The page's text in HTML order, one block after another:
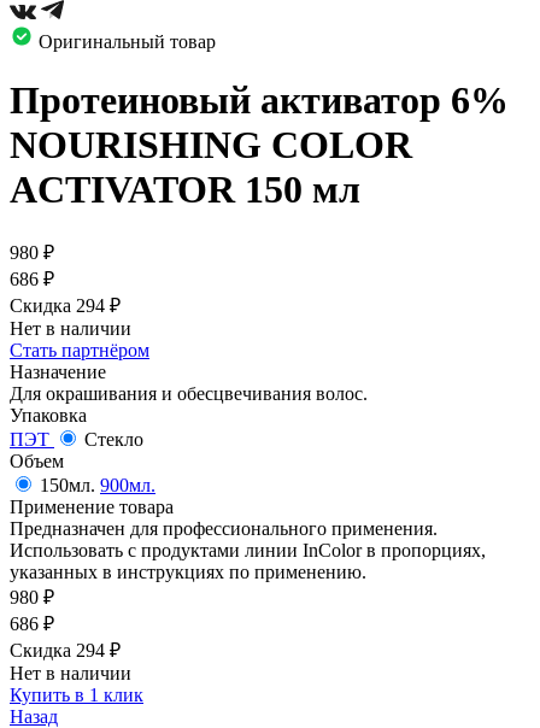
Оригинальный товар
Протеиновый активатор 6%
NOURISHING COLOR
ACTIVATOR 150 мл
980 ₽
686 ₽
Скидка 294 ₽
Нет в наличии
Стать партнёром
Назначение
Для окрашивания и обесцвечивания волос.
Упаковка
ПЭТ
Стекло
Объем
150мл. 900мл.
Применение товара
Предназначен для профессионального применения.
Использовать с продуктами линии InColor в пропорциях,
указанных в инструкциях по применению.
980 ₽
686 ₽
Скидка 294 ₽
Нет в наличии
Купить в 1 клик
Назад